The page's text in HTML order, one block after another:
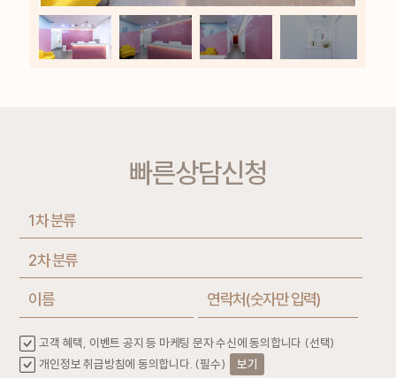
빠른상담신청
고객 혜택, 이벤트 공지 등 마케팅 문자 수신에 동의합니다 (선택)
개인정보 취급방침에 동의합니다. (필수)
보기